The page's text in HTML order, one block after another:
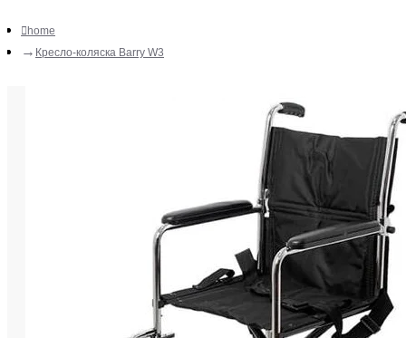
home
Кресло-коляска Barry W3